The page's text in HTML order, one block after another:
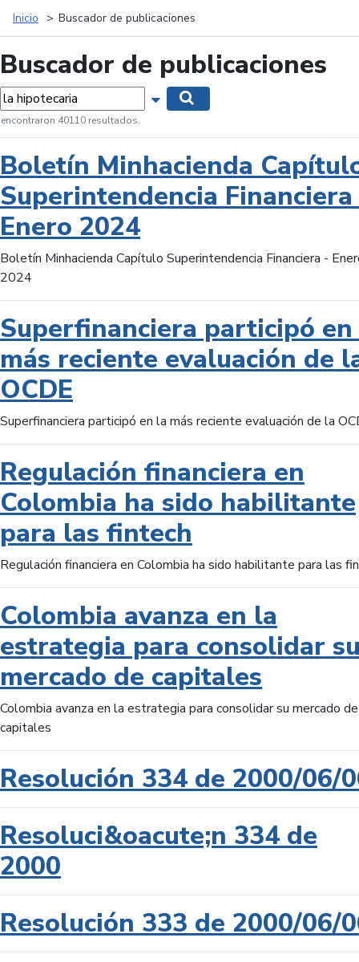
Inicio Buscador de publicaciones
Buscador de publicaciones
Mostrar opciones de búsqueda
encontraron 40110 resultados.
Boletín Minhacienda
Superintendencia
Enero 2024
Boletín Minhacienda Capítulo Superintendencia Financiera -
2024
Superfinanciera participó
más reciente evaluación de
OCDE
Superfinanciera participó en la más reciente evaluación de la
Regulación financiera en
Colombia ha sido habilitante
para las fintech
Regulación financiera en Colombia ha sido habilitante para las
Colombia avanza en la
estrategia para consolidar
mercado de capitales
Colombia avanza en la estrategia para consolidar su mercado de
capitales
Resolución 334 de 2000/06/
Resoluci&oacute;n 334 de
2000
Resolución 333 de 2000/06/